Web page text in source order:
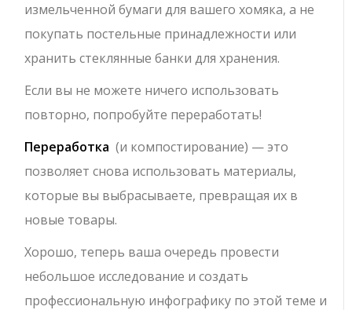
измельченной бумаги для вашего хомяка, а не
покупать постельные принадлежности или
хранить стеклянные банки для хранения.
Если вы не можете ничего использовать
повторно, попробуйте переработать!
Переработка (и компостирование) — это
позволяет снова использовать материалы,
которые вы выбрасываете, превращая их в
новые товары.
Хорошо, теперь ваша очередь провести
небольшое исследование и создать
профессиональную инфографику по этой теме и